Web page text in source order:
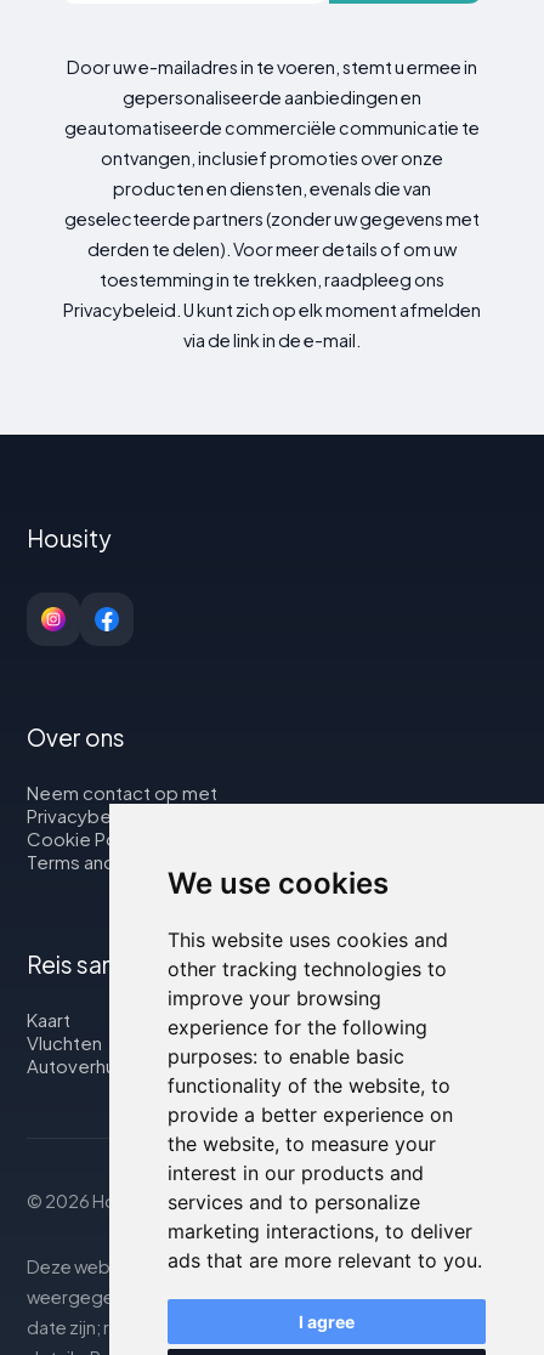
We use cookies
This website uses cookies and
other tracking technologies to
improve your browsing
experience for the following
purposes: to enable basic
functionality of the website, to
provide a better experience on
the website, to measure your
interest in our products and
services and to personalize
marketing interactions, to deliver
ads that are more relevant to you.
I agree
Door uw e-mailadres in te voeren, stemt u ermee in
gepersonaliseerde aanbiedingen en
geautomatiseerde commerciële communicatie te
ontvangen, inclusief promoties over onze
producten en diensten, evenals die van
geselecteerde partners (zonder uw gegevens met
derden te delen). Voor meer details of om uw
toestemming in te trekken, raadpleeg ons
Privacybeleid. U kunt zich op elk moment afmelden
via de link in de e-mail.
Housity
Over ons
Neem contact op met
Privacybeleid
Cookie Policy
Terms and Conditions
Reis samen met ons
Kaart
Vluchten
Autoverhuur
© 2026 Housity.net
Deze website biedt informatie uitsluitend ter. De
weergegeven informatie kan onnauwkeurig of niet up-to-
date zijn; raadpleeg de officiële website voor nauwkeurige